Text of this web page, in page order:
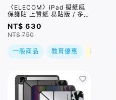
〈ELECOM〉iPad 擬紙感
保護貼 上質紙 易貼版 / 多種
規格
NT$ 630
NT$ 750
一般商品 教育優惠 現折